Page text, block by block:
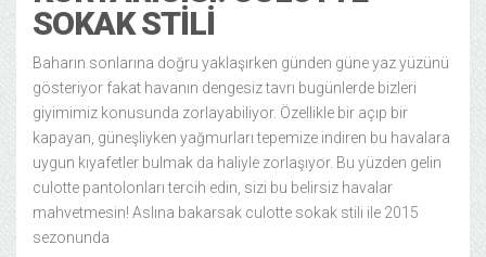
SOKAK STILI
Baharın sonlarına doğru yaklaşırken günden güne yaz yüzünü
gösteriyor fakat havanın dengesiz tavrı bugünlerde bizleri
giyimimiz konusunda zorlayabiliyor. Özellikle bir açıp bir
kapayan, güneşliyken yağmurları tepemize indiren bu havalara
uygun kıyafetler bulmak da haliyle zorlaşıyor. Bu yüzden gelin
culotte pantolonları tercih edin, sizi bu belirsiz havalar
mahvetmesin! Aslına bakarsak culotte sokak stili ile 2015
sezonunda